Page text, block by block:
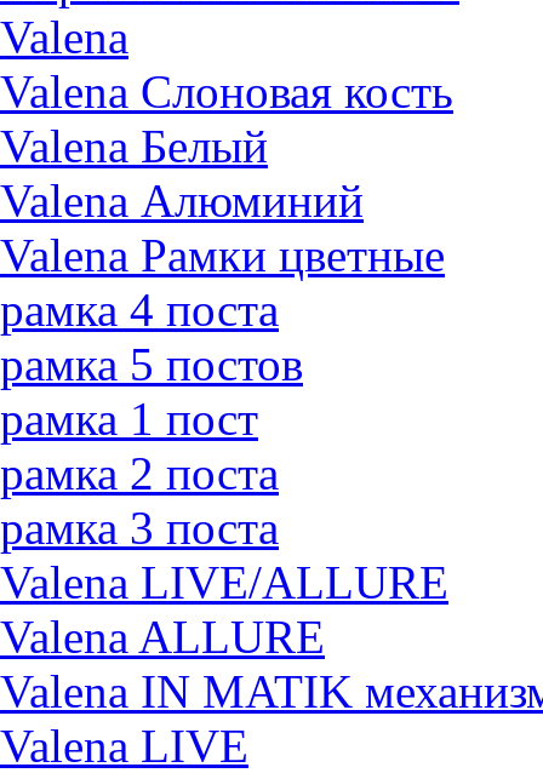
Valena
Valena Слоновая кость
Valena Белый
Valena Алюминий
Valena Рамки цветные
рамка 4 поста
рамка 5 постов
рамка 1 пост
рамка 2 поста
рамка 3 поста
Valena LIVE/ALLURE
Valena ALLURE
Valena IN MATIK
Valena LIVE